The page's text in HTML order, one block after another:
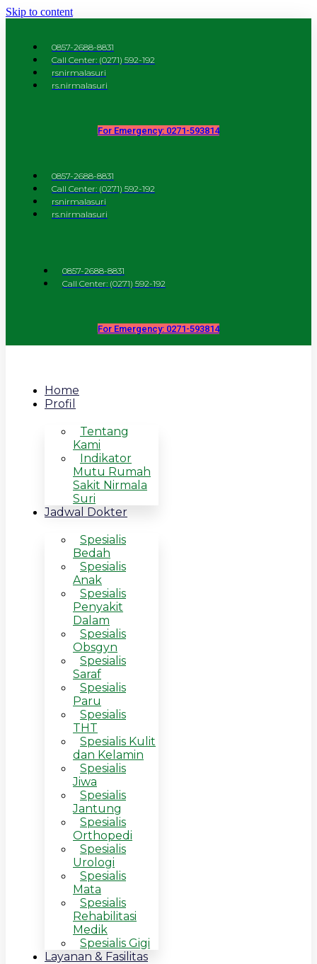
Skip to content
0857-2688-8831
Call Center: (0271) 592-192
rsnirmalasuri
rs.nirmalasuri
For Emergency: 0271-593814
0857-2688-8831
Call Center: (0271) 592-192
rsnirmalasuri
rs.nirmalasuri
0857-2688-8831
Call Center: (0271) 592-192
For Emergency: 0271-593814
Home
Profil
Tentang
Kami
Indikator
Mutu Rumah
Sakit Nirmala
Suri
Jadwal Dokter
Spesialis
Bedah
Spesialis
Anak
Spesialis
Penyakit
Dalam
Spesialis
Obsgyn
Spesialis
Saraf
Spesialis
Paru
Spesialis
THT
Spesialis Kulit
dan Kelamin
Spesialis
Jiwa
Spesialis
Jantung
Spesialis
Orthopedi
Spesialis
Urologi
Spesialis
Mata
Spesialis
Rehabilitasi
Medik
Spesialis Gigi
Layanan & Fasilitas